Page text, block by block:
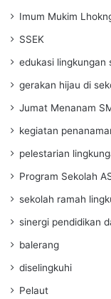
Imum Mukim
SSEK
edukasi lingkungan
gerakan hijau di
Jumat Menanam
kegiatan
pelestarian
Program Sekolah
sekolah ramah
sinergi pendidikan
balerang
diselingkuhi
Pelaut